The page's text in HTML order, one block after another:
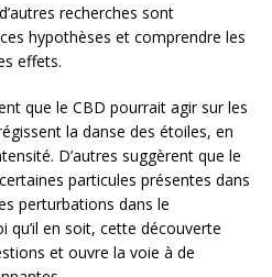
recherches sont
hypothèses et comprendre les
effets.
que le CBD pourrait agir sur les
la danse des étoiles, en
D’autres suggèrent que le
particules présentes dans
perturbations dans le
qu’il en soit, cette découverte
et ouvre la voie à de